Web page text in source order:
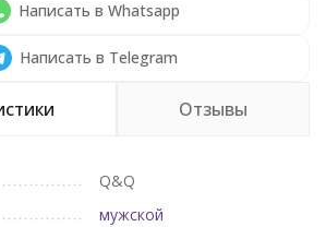
Написать в Whatsapp
Написать в Telegram
Отзывы
Q&Q
мужской